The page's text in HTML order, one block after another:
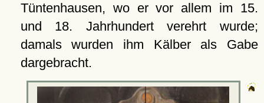
Tüntenhausen, wo er vor allem im 15.
und 18. Jahrhundert verehrt wurde;
damals wurden ihm Kälber als Gabe
dargebracht.